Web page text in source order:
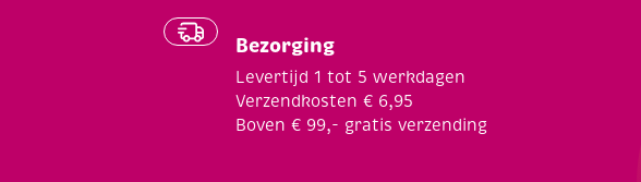
Bezorging
Levertijd 1 tot 5 werkdagen
Verzendkosten € 6,95
Boven € 99,- gratis verzending